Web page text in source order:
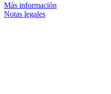
Más información
Notas legales